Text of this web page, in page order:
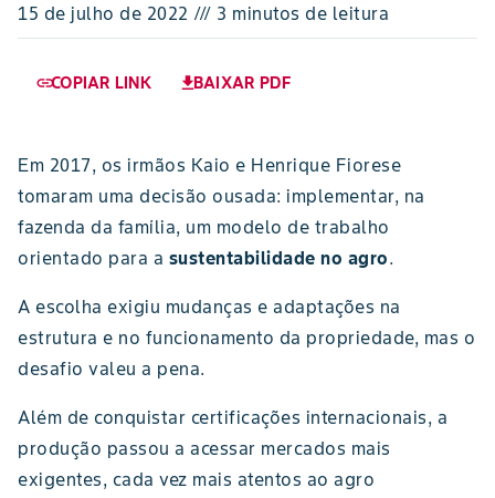
15 de julho de 2022 /// 3 minutos de leitura
COPIAR LINK
link BAIXAR PDF
download
Em 2017, os irmãos Kaio e Henrique Fiorese
tomaram uma decisão ousada: implementar, na
fazenda da família, um modelo de trabalho
orientado para a sustentabilidade no agro.
A escolha exigiu mudanças e adaptações na
estrutura e no funcionamento da propriedade, mas o
desafio valeu a pena.
Além de conquistar certificações internacionais, a
produção passou a acessar mercados mais
exigentes, cada vez mais atentos ao agro